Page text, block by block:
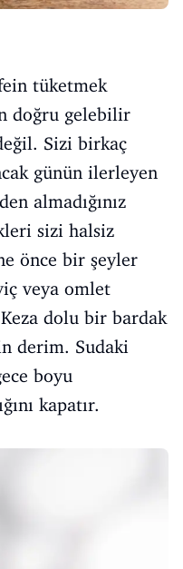
tüketmek
doğru gelebilir
Sizi birkaç
günün ilerleyen
almadığınız
sizi halsiz
önce bir şeyler
veya omlet
dolu bir bardak
derim. Sudaki
boyu
kapatır.